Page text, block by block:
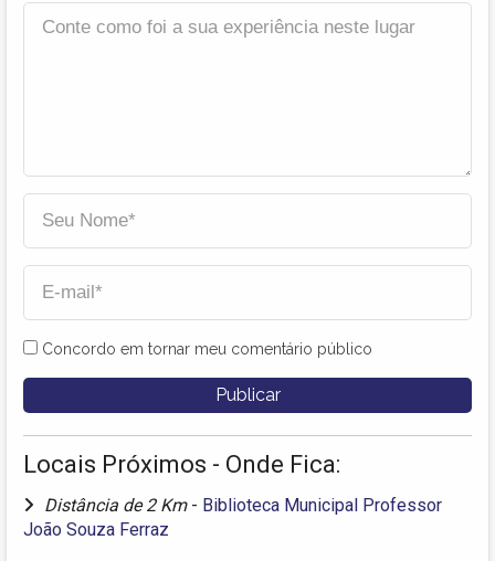
Concordo em tornar meu comentário público
Locais Próximos - Onde Fica:
Distância de 2 Km - Biblioteca Municipal Professor
João Souza Ferraz